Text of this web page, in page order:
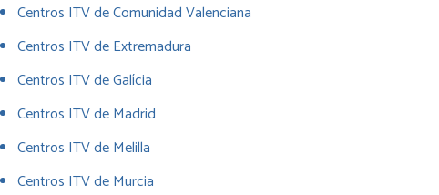
Centros ITV de Comunidad Valenciana
Centros ITV de Extremadura
Centros ITV de Galícia
Centros ITV de Madrid
Centros ITV de Melilla
Centros ITV de Murcia